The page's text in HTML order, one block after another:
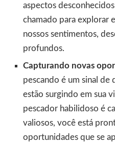
aspectos
chamado para explorar
nossos sentimentos,
profundos.
Capturando novas
pescando é um sinal de
estão surgindo em sua
pescador habilidoso é
valiosos, você está
oportunidades que se